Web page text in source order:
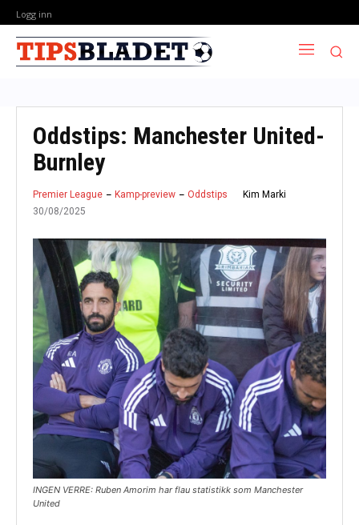
Logg inn
Oddstips: Manchester United-
Burnley
Premier League Kamp-preview Oddstips
Kim Marki
30/08/2025
INGEN VERRE: Ruben Amorim har flau statistikk som Manchester
United